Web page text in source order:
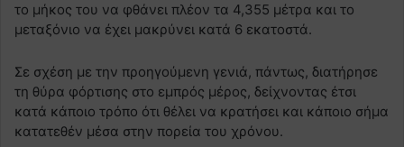
το μήκος του να φθάνει πλέον τα 4,355 μέτρα και το
μεταξόνιο να έχει μακρύνει κατά 6 εκατοστά.
Σε σχέση με την προηγούμενη γενιά, πάντως, διατήρησε
τη θύρα φόρτισης στο εμπρός μέρος, δείχνοντας έτσι
κατά κάποιο τρόπο ότι θέλει να κρατήσει και κάποιο σήμα
κατατεθέν μέσα στην πορεία του χρόνου.